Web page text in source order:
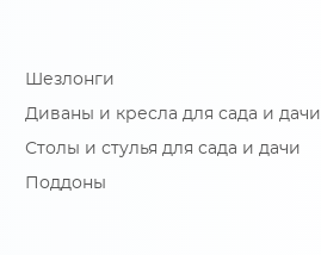
Шезлонги
Диваны и кресла для сада и дачи
Столы и стулья для сада и дачи
Поддоны